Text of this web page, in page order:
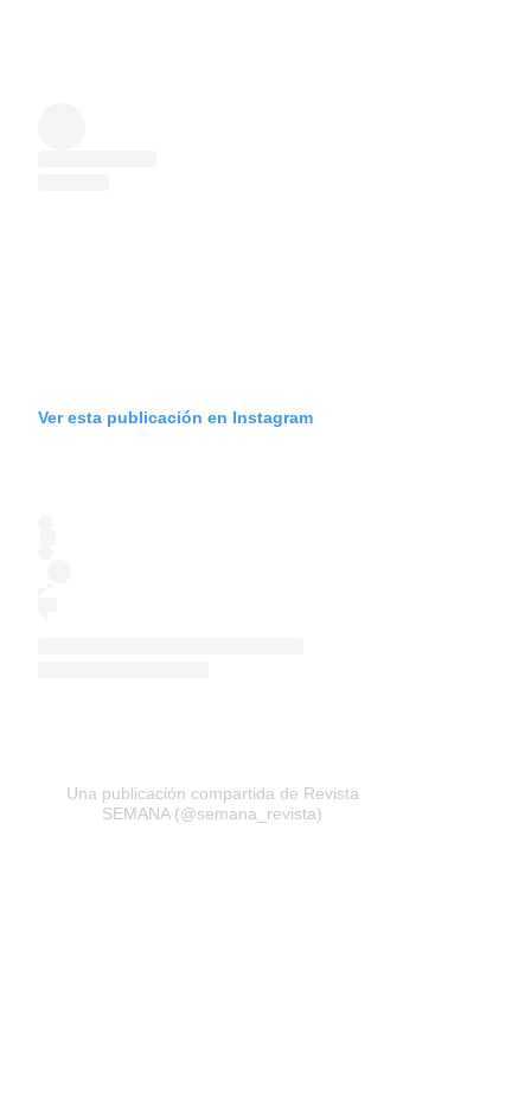
Ver esta publicación en Instagram
Una publicación compartida de Revista
SEMANA (@semana_revista)